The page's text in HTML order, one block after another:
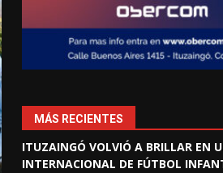
MÁS RECIENTES
ITUZAINGÓ VOLVIÓ A BRILLAR EN
INTERNACIONAL DE FÚTBOL